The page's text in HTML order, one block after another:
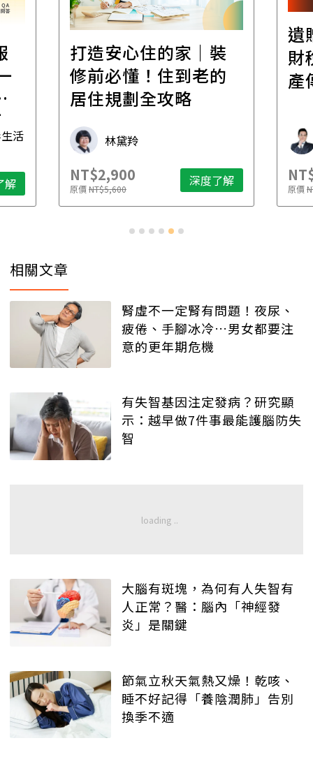
活
解
打造安心住的家｜裝
修前必懂！住到老的
居住規劃全攻略
林黛羚
NT$2,900
原價NT$5,600 深度了解
遺
財
產
原價
相關文章
腎虛不一定腎有問題！夜尿、
疲倦、手腳冰冷…男女都要注
意的更年期危機
有失智基因注定發病？研究顯
示：越早做7件事最能護腦防失
智
大腦有斑塊，為何有人失智有
人正常？醫：腦內「神經發
炎」是關鍵
節氣立秋天氣熱又燥！乾咳、
睡不好記得「養陰潤肺」告別
換季不適